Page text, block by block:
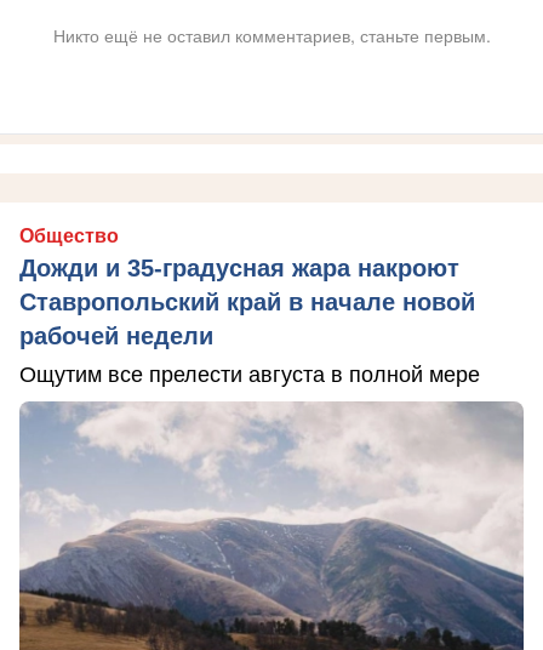
Никто ещё не оставил комментариев, станьте первым.
Общество
Дожди и 35-градусная жара накроют
Ставропольский край в начале новой
рабочей недели
Ощутим все прелести августа в полной мере